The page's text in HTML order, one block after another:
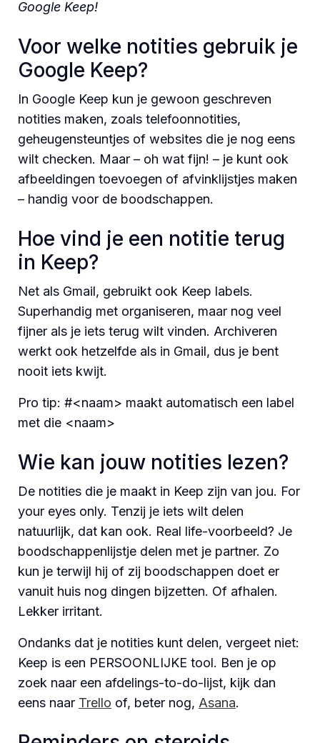
Google Keep!
Voor welke notities gebruik je
Google Keep?
In Google Keep kun je gewoon geschreven
notities maken, zoals telefoonnotities,
geheugensteuntjes of websites die je nog eens
wilt checken. Maar – oh wat fijn! – je kunt ook
afbeeldingen toevoegen of afvinklijstjes maken
– handig voor de boodschappen.
Hoe vind je een notitie terug
in Keep?
Net als Gmail, gebruikt ook Keep labels.
Superhandig met organiseren, maar nog veel
fijner als je iets terug wilt vinden. Archiveren
werkt ook hetzelfde als in Gmail, dus je bent
nooit iets kwijt.
Pro tip: #<naam> maakt automatisch een label
met die <naam>
Wie kan jouw notities lezen?
De notities die je maakt in Keep zijn van jou. For
your eyes only. Tenzij je iets wilt delen
natuurlijk, dat kan ook. Real life-voorbeeld? Je
boodschappenlijstje delen met je partner. Zo
kun je terwijl hij of zij boodschappen doet er
vanuit huis nog dingen bijzetten. Of afhalen.
Lekker irritant.
Ondanks dat je notities kunt delen, vergeet niet:
Keep is een PERSOONLIJKE tool. Ben je op
zoek naar een afdelings-to-do-lijst, kijk dan
eens naar Trello of, beter nog, Asana.